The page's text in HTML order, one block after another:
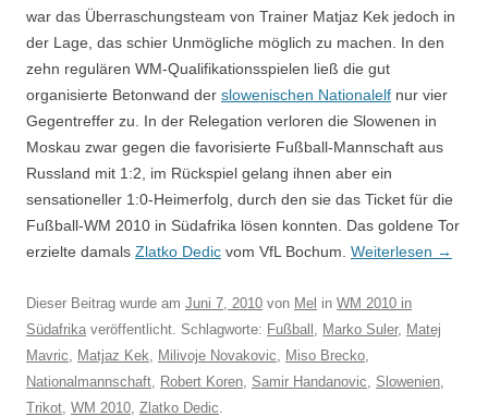
war das Überraschungsteam von Trainer Matjaz Kek jedoch in
der Lage, das schier Unmögliche möglich zu machen. In den
zehn regulären WM-Qualifikationsspielen ließ die gut
organisierte Betonwand der slowenischen Nationalelf nur vier
Gegentreffer zu. In der Relegation verloren die Slowenen in
Moskau zwar gegen die favorisierte Fußball-Mannschaft aus
Russland mit 1:2, im Rückspiel gelang ihnen aber ein
sensationeller 1:0-Heimerfolg, durch den sie das Ticket für die
Fußball-WM 2010 in Südafrika lösen konnten. Das goldene Tor
erzielte damals Zlatko Dedic vom VfL Bochum. Weiterlesen →
Dieser Beitrag wurde am Juni 7, 2010 von Mel in WM 2010 in
Südafrika veröffentlicht. Schlagworte: Fußball , Marko Suler, Matej
Mavric, Matjaz Kek, Milivoje Novakovic, Miso Brecko,
Nationalmannschaft, Robert Koren, Samir Handanovic, Slowenien,
Trikot, WM 2010, Zlatko Dedic.